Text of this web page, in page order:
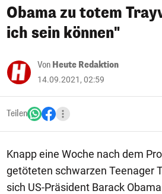
Obama zu totem
ich sein können"
Von Heute Redaktion
14.09.2021, 02:59
Teilen
Knapp eine Woche nach dem
getöteten schwarzen Teenager
sich US-Präsident Barack